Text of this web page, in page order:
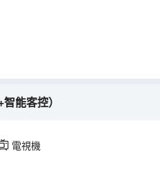
能客控）
電視機